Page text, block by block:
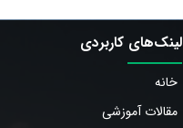
لینک‌های کاربردی
خانه
مقالات آموزشی